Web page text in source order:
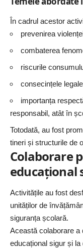
În cadrul acestor
prevenirea
combaterea
riscurile
consecințele
importanța
responsabil, atât în
Totodată, au fost
tineri și structurile de
Colaborare
educațional
Activitățile au fost
unităților de
siguranța școlară.
Această colaborare a
educațional sigur și